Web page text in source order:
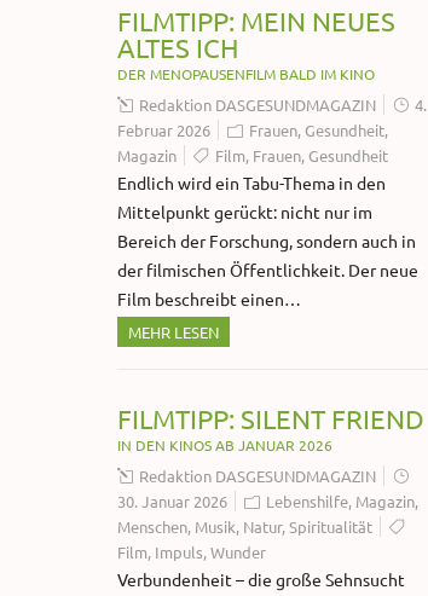
FILMTIPP: MEIN NEUES
ALTES ICH
DER MENOPAUSENFILM BALD IM KINO
Redaktion DASGESUNDMAGAZIN
4.
Februar 2026
Frauen,Gesundheit,
Magazin
Film, Frauen,Gesundheit
Endlich wird ein Tabu-Thema in den
Mittelpunkt gerückt: nicht nur im
Bereich der Forschung, sondern auch in
der filmischen Öffentlichkeit. Der neue
Film beschreibt einen…
MEHR LESEN
FILMTIPP: SILENT FRIEND
IN DEN KINOS AB JANUAR 2026
Redaktion DASGESUNDMAGAZIN
30. Januar 2026
Lebenshilfe, Magazin,
Menschen, Musik, Natur,Spiritualität
Film, Impuls,Wunder
Verbundenheit – die große Sehnsucht